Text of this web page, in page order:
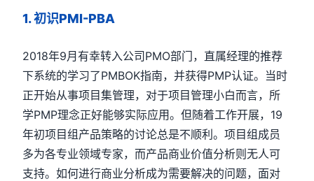
1.初识PMI-PBA
2018年9月有幸转入公司 PMO部门，直属经理的推荐
下系统的学习了PMBOK指南，并获得PMP认证。当时
正开始从事项目集管理，对于项目管理小白而言，所
学PMP理念正好能够实际应用。但随着工作开展， 19
年初项目组产品策略的讨论总是不顺利。项目组成员
多为各专业领域专家，而产品商业价值分析则无人可
支持。如何进行商业分析成为需要解决的问题，面对